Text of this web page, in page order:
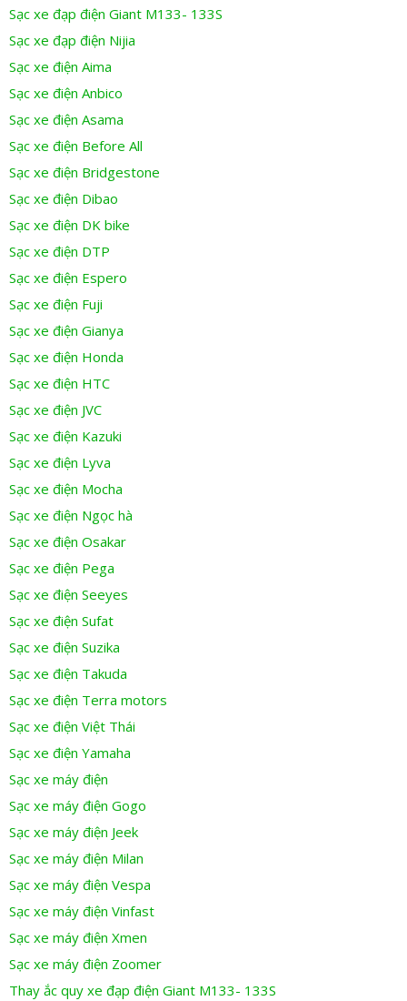
Sạc xe đạp điện Giant M133- 133S
Sạc xe đạp điện Nijia
Sạc xe điện Aima
Sạc xe điện Anbico
Sạc xe điện Asama
Sạc xe điện Before All
Sạc xe điện Bridgestone
Sạc xe điện Dibao
Sạc xe điện DK bike
Sạc xe điện DTP
Sạc xe điện Espero
Sạc xe điện Fuji
Sạc xe điện Gianya
Sạc xe điện Honda
Sạc xe điện HTC
Sạc xe điện JVC
Sạc xe điện Kazuki
Sạc xe điện Lyva
Sạc xe điện Mocha
Sạc xe điện Ngọc hà
Sạc xe điện Osakar
Sạc xe điện Pega
Sạc xe điện Seeyes
Sạc xe điện Sufat
Sạc xe điện Suzika
Sạc xe điện Takuda
Sạc xe điện Terra motors
Sạc xe điện Việt Thái
Sạc xe điện Yamaha
Sạc xe máy điện
Sạc xe máy điện Gogo
Sạc xe máy điện Jeek
Sạc xe máy điện Milan
Sạc xe máy điện Vespa
Sạc xe máy điện Vinfast
Sạc xe máy điện Xmen
Sạc xe máy điện Zoomer
Thay ắc quy xe đạp điện Giant M133- 133S